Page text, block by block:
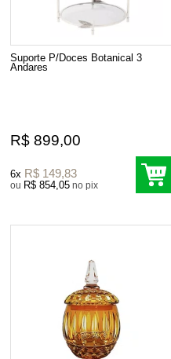
Suporte P/Doces Botanical 3
Andares
R$ 899,00
6x R$ 149,83
ou R$ 854,05 no pix